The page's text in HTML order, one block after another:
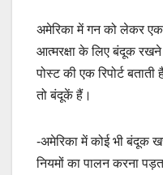
अमेरिका में गन को लेकर
आत्मरक्षा के लिए बंदूक
पोस्ट की एक रिपोर्ट
तो बंदूकें हैं।
-अमेरिका में कोई भी बंदूक
नियमों का पालन करना